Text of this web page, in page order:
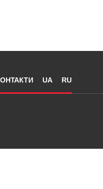
UA RU